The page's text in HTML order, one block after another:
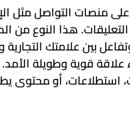
على منصات التواصل مثل
التعليقات. هذا النوع من
بين علامتك
قوية وطويلة
أو محتوى